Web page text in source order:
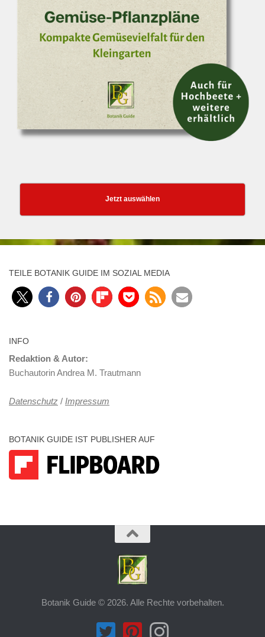
Jetzt auswählen
TEILE BOTANIK GUIDE IM SOZIAL MEDIA
INFO
Redaktion & Autor:
Buchautorin Andrea M. Trautmann
Datenschutz / Impressum
BOTANIK GUIDE IST PUBLISHER AUF
Botanik Guide © 2026. Alle Rechte vorbehalten.